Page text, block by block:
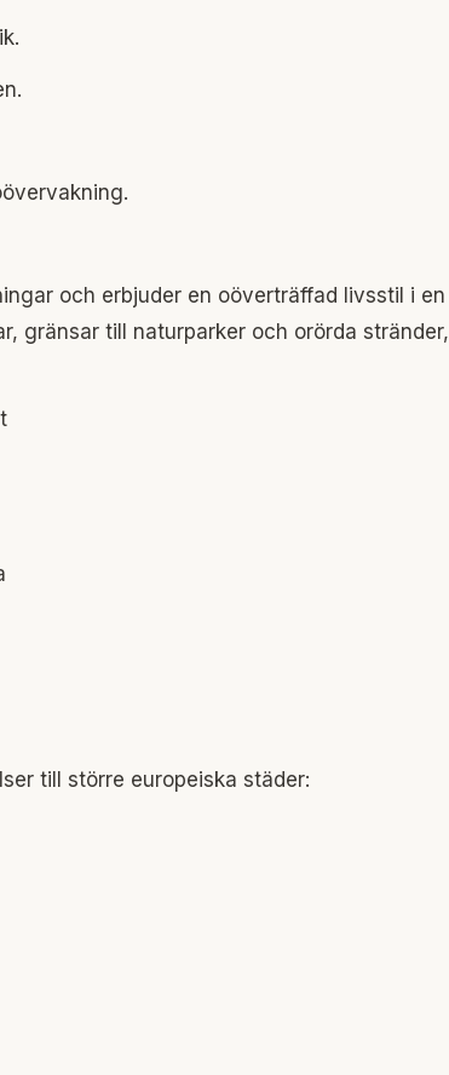
och erbjuder en oöverträffad livsstil i en
gränsar till naturparker och orörda stränder,
till större europeiska städer: